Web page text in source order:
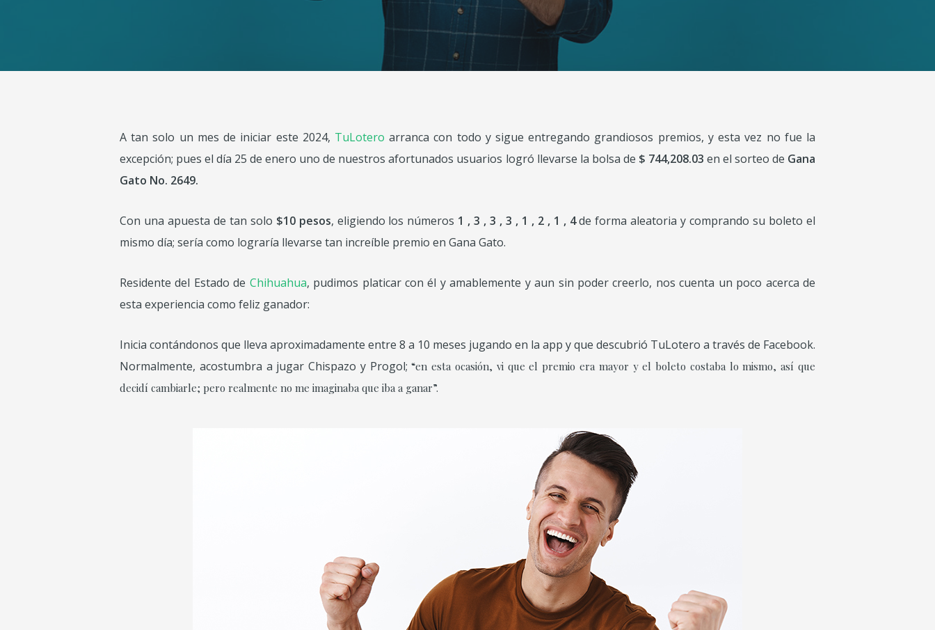
A tan solo un mes de iniciar este 2024, TuLotero arranca con todo y sigue entregando grandiosos premios, y esta vez no fue la
excepción; pues el día 25 de enero uno de nuestros afortunados usuarios logró llevarse la bolsa de $ 744,208.03 en el sorteo de Gana
Gato No. 2649.
Con una apuesta de tan solo $10 pesos, eligiendo los números 1 , 3 , 3 , 3 , 1 , 2 , 1 , 4de forma aleatoria y comprando su boleto el
mismo día; sería como lograría llevarse tan increíble premio en Gana Gato.
Residente del Estado de Chihuahua, pudimos platicar con él y amablemente y aun sin poder creerlo, nos cuenta un poco acerca de
esta experiencia como feliz ganador:
Inicia contándonos que lleva aproximadamente entre 8 a 10 meses jugando en la app y que descubrió TuLotero a través de Facebook.
Normalmente, acostumbra a jugar Chispazo y Progol;“en esta ocasión, vi que el premio era mayor y el boleto costaba lo mismo, así que
decidí cambiarle; pero realmente no me imaginaba que iba a ganar”.